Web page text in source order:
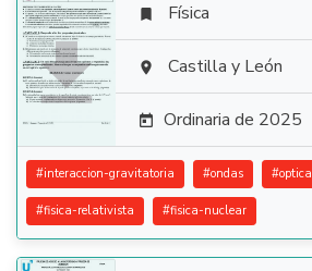

 Física
 Castilla y León
 Ordinaria de 2025
#interaccion-gravitatoria #ondas #optica
#fisica-relativista #fisica-nuclear